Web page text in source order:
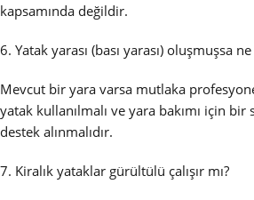
kapsamında değildir.
6. Yatak yarası (bası yarası) oluşmuşsa
Mevcut bir yara varsa mutlaka
yatak kullanılmalı ve yara bakımı için bir
destek alınmalıdır.
7. Kiralık yataklar gürültülü çalışır mı?